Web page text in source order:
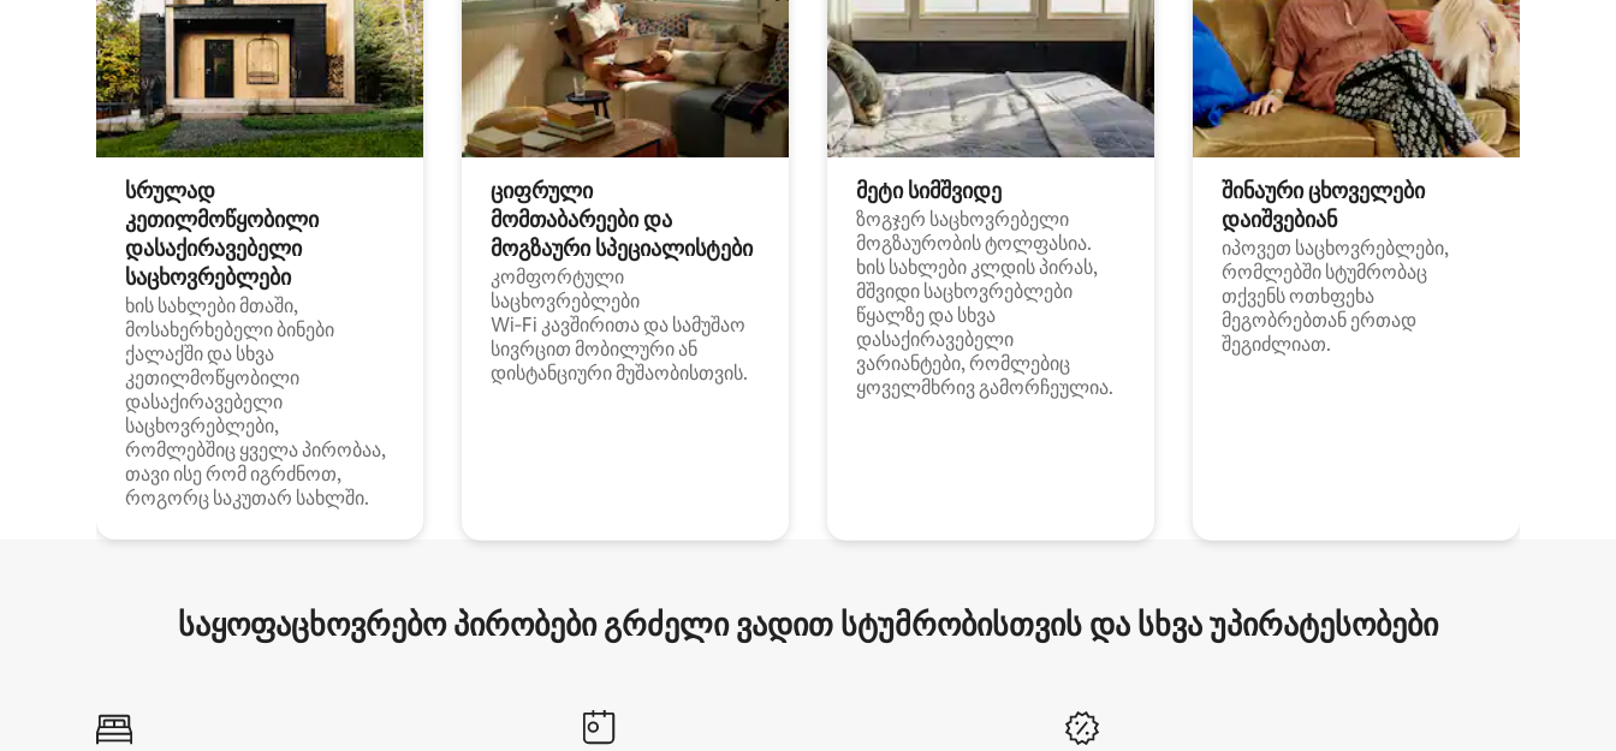
სრულად
კეთილმოწყობილი
დასაქირავებელი
საცხოვრებლები
ხის სახლები მთაში,
მოსახერხებელი ბინები
ქალაქში და სხვა
კეთილმოწყობილი
დასაქირავებელი
საცხოვრებლები,
რომლებშიც ყველა პირობაა,
თავი ისე რომ იგრძნოთ,
როგორც საკუთარ სახლში.
ციფრული
მომთაბარეები და
მოგზაური სპეციალისტები
კომფორტული
საცხოვრებლები
Wi‑Fi კავშირითა და სამუშაო
სივრცით მობილური ან
დისტანციური მუშაობისთვის.
მეტი სიმშვიდე
ზოგჯერ საცხოვრებელი
მოგზაურობის ტოლფასია.
ხის სახლები კლდის პირას,
მშვიდი საცხოვრებლები
წყალზე და სხვა
დასაქირავებელი
ვარიანტები, რომლებიც
ყოველმხრივ გამორჩეულია.
შინაური ცხოველები
დაიშვებიან
იპოვეთ საცხოვრებლები,
რომლებში სტუმრობაც
თქვენს ოთხფეხა
მეგობრებთან ერთად
შეგიძლიათ.
საყოფაცხოვრებო პირობები გრძელი ვადით სტუმრობისთვის და სხვა უპირატესობები